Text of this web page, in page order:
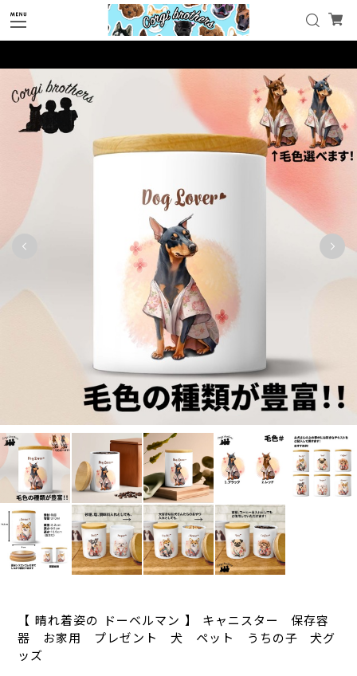
【 晴れ着姿の ドーベルマン 】 キャニスター 保存容
器 お家用 プレゼント 犬 ペット うちの子 犬グ
ッズ